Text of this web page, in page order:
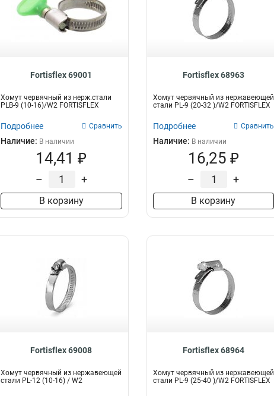
Fortisflex 69001
Хомут червячный из нерж.стали
PLB-9 (10-16)/W2 FORTISFLEX
Подробнее Сравнить
Наличие: В наличии
14,41 ₽
– +
В корзину
Fortisflex 68963
Хомут червячный из нержавеющей
стали PL-9 (20-32 )/W2 FORTISFLEX
Подробнее Сравнить
Наличие: В наличии
16,25 ₽
– +
В корзину
Fortisflex 69008
Хомут червячный из нержавеющей
стали PL-12 (10-16) / W2
Fortisflex 68964
Хомут червячный из нержавеющей
стали PL-9 (25-40 )/W2 FORTISFLEX